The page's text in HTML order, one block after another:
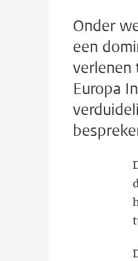
Onder
een
verlenen
Europa